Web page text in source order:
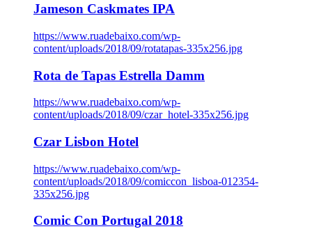
Jameson Caskmates IPA
https://www.ruadebaixo.com/wp-
content/uploads/2018/09/rotatapas-335x256.jpg
Rota de Tapas Estrella Damm
https://www.ruadebaixo.com/wp-
content/uploads/2018/09/czar_hotel-335x256.jpg
Czar Lisbon Hotel
https://www.ruadebaixo.com/wp-
content/uploads/2018/09/comiccon_lisboa-012354-
335x256.jpg
Comic Con Portugal 2018